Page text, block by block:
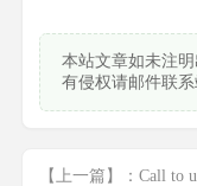
本站文章如未注
有侵权请邮件联系